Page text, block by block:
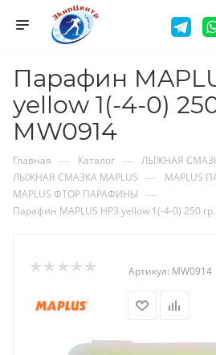
Парафин
yellow 1(-4-0)
MW0914
Главная — Каталог — ЛЫЖНАЯ
ЛЫЖНАЯ СМАЗКА MAPLUS — MAPLUS
MAPLUS ФТОР ПАРАФИНЫ —
Парафин MAPLUS НP3 yellow 1(-4-0) 250
Артикул: MW0914